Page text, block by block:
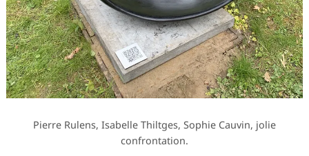
Pierre Rulens, Isabelle Thiltges, Sophie Cauvin, jolie
confrontation.